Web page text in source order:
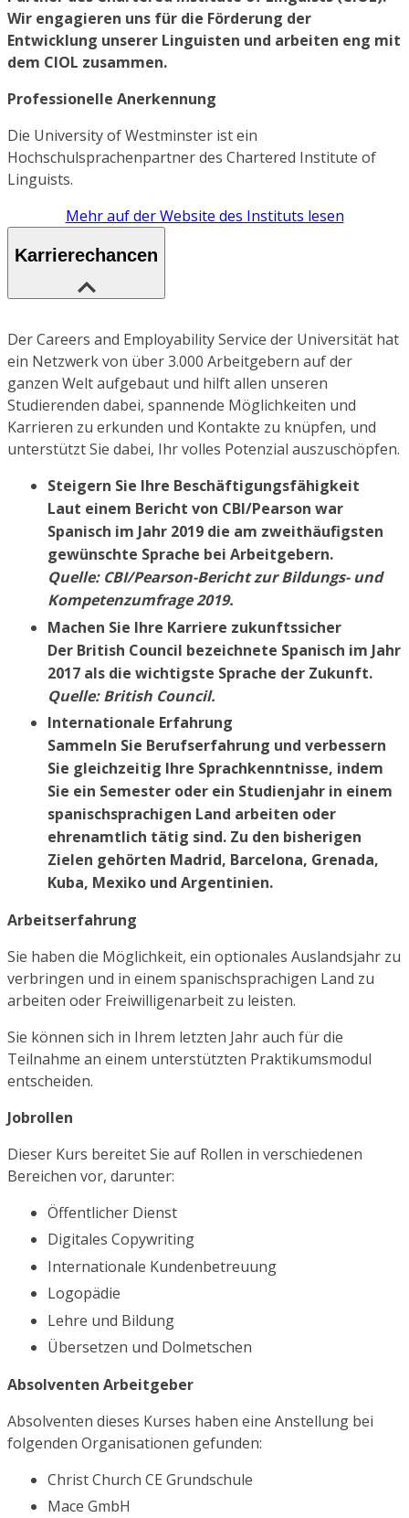
Wir engagieren uns für die Förderung der
Entwicklung unserer Linguisten und arbeiten eng mit
dem CIOL zusammen.
Professionelle Anerkennung
Die University of Westminster ist ein
Hochschulsprachenpartner des Chartered Institute of
Linguists.
Mehr auf der Website des Instituts lesen
Karrierechancen
Der Careers and Employability Service der Universität hat
ein Netzwerk von über 3.000 Arbeitgebern auf der
ganzen Welt aufgebaut und hilft allen unseren
Studierenden dabei, spannende Möglichkeiten und
Karrieren zu erkunden und Kontakte zu knüpfen, und
unterstützt Sie dabei, Ihr volles Potenzial auszuschöpfen.
Steigern Sie Ihre Beschäftigungsfähigkeit
Laut einem Bericht von CBI/Pearson war
Spanisch im Jahr 2019 die am zweithäufigsten
gewünschte Sprache bei Arbeitgebern.
Quelle: CBI/Pearson-Bericht zur Bildungs- und
Kompetenzumfrage 2019.
Machen Sie Ihre Karriere zukunftssicher
Der British Council bezeichnete Spanisch im Jahr
2017 als die wichtigste Sprache der Zukunft.
Quelle: British Council.
Internationale Erfahrung
Sammeln Sie Berufserfahrung und verbessern
Sie gleichzeitig Ihre Sprachkenntnisse, indem
Sie ein Semester oder ein Studienjahr in einem
spanischsprachigen Land arbeiten oder
ehrenamtlich tätig sind. Zu den bisherigen
Zielen gehörten Madrid, Barcelona, Grenada,
Kuba, Mexiko und Argentinien.
Arbeitserfahrung
Sie haben die Möglichkeit, ein optionales Auslandsjahr zu
verbringen und in einem spanischsprachigen Land zu
arbeiten oder Freiwilligenarbeit zu leisten.
Sie können sich in Ihrem letzten Jahr auch für die
Teilnahme an einem unterstützten Praktikumsmodul
entscheiden.
Jobrollen
Dieser Kurs bereitet Sie auf Rollen in verschiedenen
Bereichen vor, darunter:
Öffentlicher Dienst
Digitales Copywriting
Internationale Kundenbetreuung
Logopädie
Lehre und Bildung
Übersetzen und Dolmetschen
Absolventen Arbeitgeber
Absolventen dieses Kurses haben eine Anstellung bei
folgenden Organisationen gefunden:
Christ Church CE Grundschule
Mace GmbH